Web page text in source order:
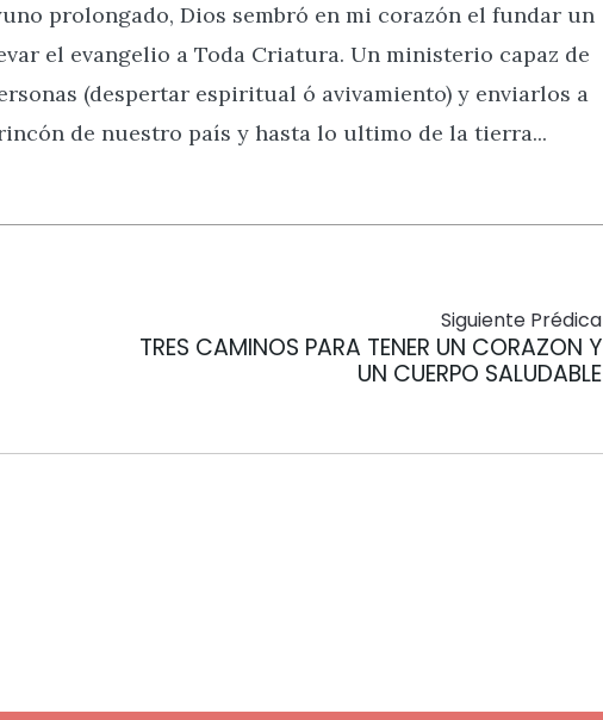
prolongado, Dios sembró en mi corazón el fundar un
el evangelio a Toda Criatura. Un ministerio capaz de
(despertar espiritual ó avivamiento) y enviarlos a
de nuestro país y hasta lo ultimo de la tierra...
Siguiente Prédica
TRES CAMINOS PARA TENER UN CORAZON Y
UN CUERPO SALUDABLE